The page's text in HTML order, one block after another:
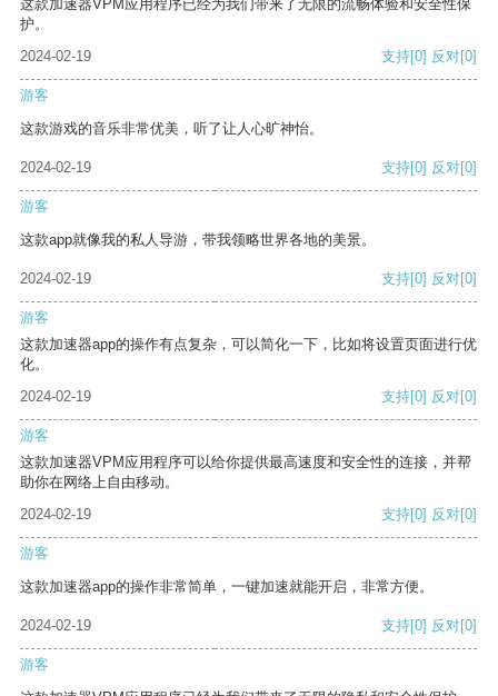
这款加速器VPM应用程序已经为我们带来了无限的流畅体验和安全性保
护。
2024-02-19
支持[0] 反对[0]
游客
这款游戏的音乐非常优美，听了让人心旷神怡。
2024-02-19 支持[0] 反对[0]
游客
这款app就像我的私人导游，带我领略世界各地的美景。
2024-02-19 支持[0] 反对[0]
游客
这款加速器app的操作有点复杂，可以简化一下，比如将设置页面进行优
化。
2024-02-19
支持[0] 反对[0]
游客
这款加速器VPM应用程序可以给你提供最高速度和安全性的连接，并帮
助你在网络上自由移动。
2024-02-19
支持[0] 反对[0]
游客
这款加速器app的操作非常简单，一键加速就能开启，非常方便。
2024-02-19 支持[0] 反对[0]
游客